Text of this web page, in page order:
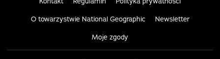
O towarzystwie National Geographic Newsletter
Moje zgody